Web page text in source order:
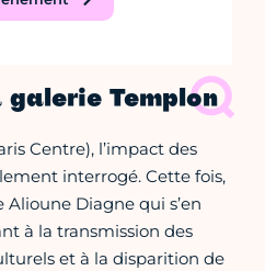
Templon
Centre), l’impact des
interrogé. Cette fois,
Alioune Diagne qui s’en
à la transmission des
et à la disparition de